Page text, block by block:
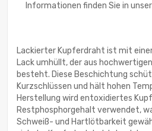
Informationen finden Sie in
Lackierter Kupferdraht ist mit
Lack umhüllt, der aus
besteht. Diese Beschichtung
Kurzschlüssen und hält hohen
Herstellung wird entoxidiertes
Restphosphorgehalt verwendet,
Schweiß- und Hartlötbarkeit